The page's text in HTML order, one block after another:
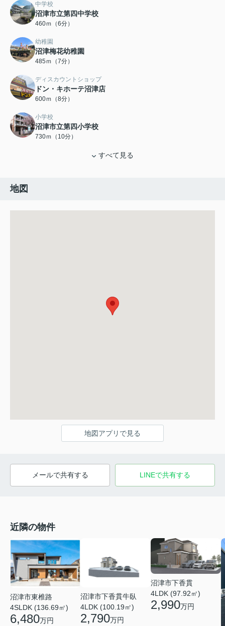
中学校
沼津市立第四中学校
460ｍ（6分）
幼稚園
沼津梅花幼稚園
485ｍ（7分）
ディスカウントショップ
ドン・キホーテ沼津店
600ｍ（8分）
小学校
沼津市立第四小学校
730ｍ（10分）
すべて見る
地図
地図アプリで見る
メールで共有する LINEで共有する
近隣の物件
沼津市東椎路
4SLDK (136.69㎡)
6,480万円
沼津市下香貫牛臥
4LDK (100.19㎡)
2,790万円
沼津市下香貫
4LDK (97.92㎡)
2,990万円